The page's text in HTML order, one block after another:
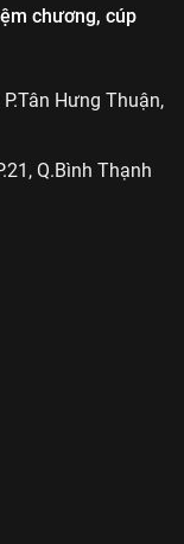
chương, cúp
Hưng Thuận,
Q.Bình Thạnh